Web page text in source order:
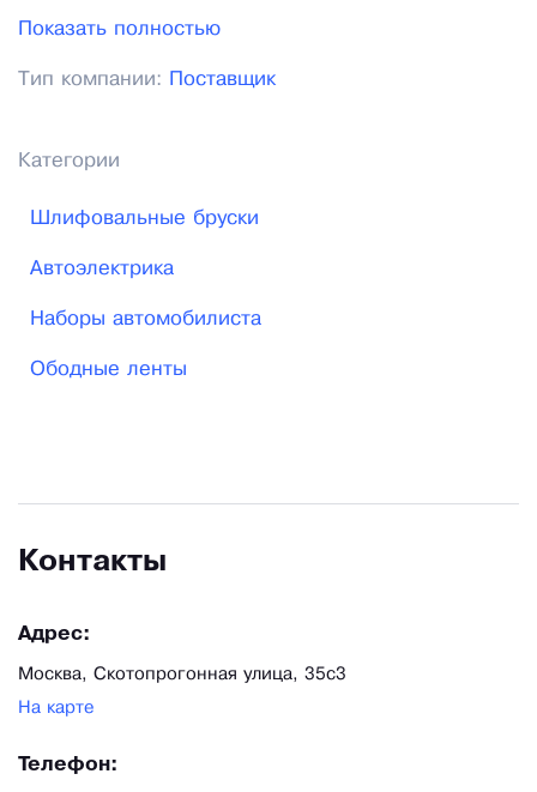
Мы предлагаем Вам минимальные цены на
Санкт Петербурге и в других регионах России.
предлагает Вам оригинальные и неоригинальные
автостекла, переднее и заднее крыло, фары,
катализатор, лямбда зонд, масляный фильтр,
тормозные диски и весь ассортимент
иномарки.
Показать полностью
Тип компании: Поставщик
Категории
Шлифовальные бруски
Автоэлектрика
Наборы автомобилиста
Ободные ленты
Контакты
Адрес:
Москва, Скотопрогонная улица, 35с3
На карте
Телефон: